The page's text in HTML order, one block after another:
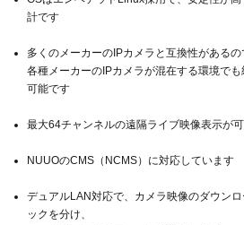
計です
多くのメーカーのIPカメラと互換性があるの
各種メーカーのIPカメラが混在する環境で
可能です
最大64チャンネルの遠隔ライブ映像表示が
NUUOのCMS（NCMS）に対応しています
デュアルLAN対応で、カメラ映像のダウン
ックを分け、